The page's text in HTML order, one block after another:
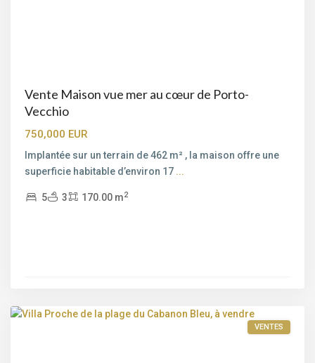
Vente Maison vue mer au cœur de Porto-
Vecchio
750,000 EUR
Implantée sur un terrain de 462 m² , la maison offre une
superficie habitable d’environ 17 ...
5 3 170.00 m2
VENTES